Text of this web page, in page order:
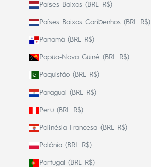
Países Baixos (BRL R$)
Países Baixos Caribenhos (BRL R$)
Panamá (BRL R$)
Papua-Nova Guiné (BRL R$)
Paquistão (BRL R$)
Paraguai (BRL R$)
Peru (BRL R$)
Polinésia Francesa (BRL R$)
Polônia (BRL R$)
Portugal (BRL R$)